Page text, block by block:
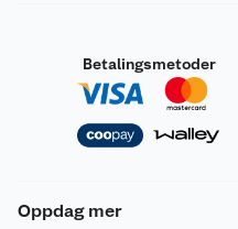
Betalingsmetoder
Oppdag mer